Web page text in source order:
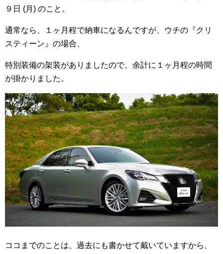
９日 (月) のこと。
通常なら、１ヶ月程で納車になるんですが、ウチの『クリ
スティーン』の場合、
特別装備の架装がありましたので、余計に１ヶ月程の時間
が掛かりました。
ココまでのことは、過去にも書かせて戴いていますから、